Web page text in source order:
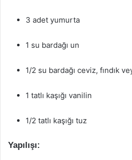
3 adet yumurta
1 su bardağı un
1/2 su bardağı ceviz, fındık
1 tatlı kaşığı vanilin
1/2 tatlı kaşığı tuz
Yapılışı: